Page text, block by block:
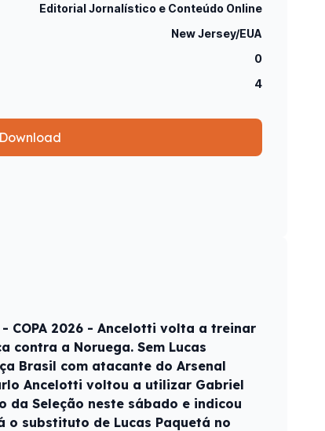
Editorial Jornalístico e Conteúdo Online
New Jersey/EUA
0
4
Download
COPA 2026 - Ancelotti volta a treinar
contra a Noruega. Sem Lucas
Brasil com atacante do Arsenal
Ancelotti voltou a utilizar Gabriel
Seleção neste sábado e indicou
o substituto de Lucas Paquetá no